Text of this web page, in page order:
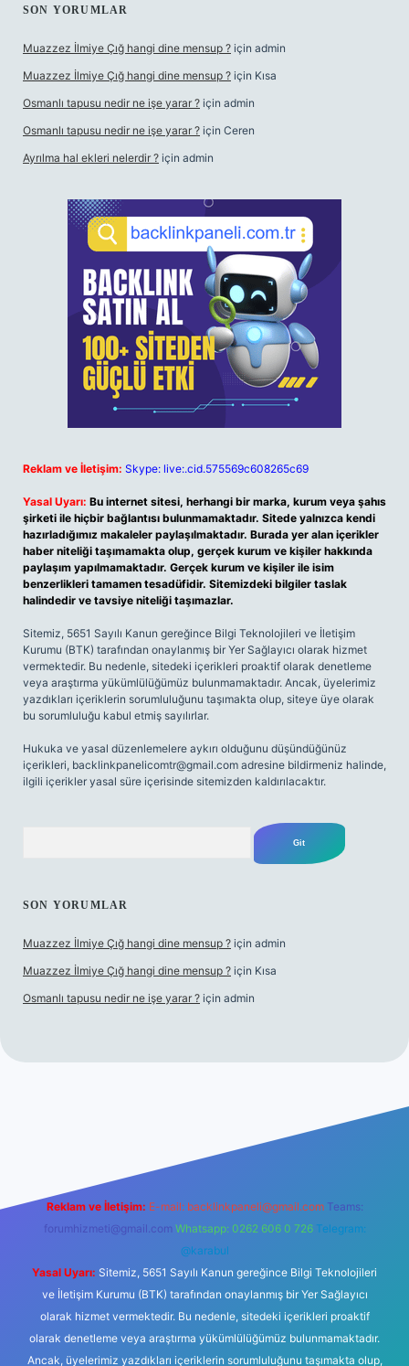
SON YORUMLAR
Muazzez İlmiye Çığ hangi dine mensup ? için admin
Muazzez İlmiye Çığ hangi dine mensup ? için Kısa
Osmanlı tapusu nedir ne işe yarar ? için admin
Osmanlı tapusu nedir ne işe yarar ? için Ceren
Ayrılma hal ekleri nelerdir ? için admin
Reklam ve İletişim: Skype: live:.cid.575569c608265c69
Yasal Uyarı: Bu internet sitesi, herhangi bir marka, kurum veya şahıs
şirketi ile hiçbir bağlantısı bulunmamaktadır. Sitede yalnızca kendi
hazırladığımız makaleler paylaşılmaktadır. Burada yer alan içerikler
haber niteliği taşımamakta olup, gerçek kurum ve kişiler hakkında
paylaşım yapılmamaktadır. Gerçek kurum ve kişiler ile isim
benzerlikleri tamamen tesadüfidir. Sitemizdeki bilgiler taslak
halindedir ve tavsiye niteliği taşımazlar.
Sitemiz, 5651 Sayılı Kanun gereğince Bilgi Teknolojileri ve İletişim
Kurumu (BTK) tarafından onaylanmış bir Yer Sağlayıcı olarak hizmet
vermektedir. Bu nedenle, sitedeki içerikleri proaktif olarak denetleme
veya araştırma yükümlülüğümüz bulunmamaktadır. Ancak, üyelerimiz
yazdıkları içeriklerin sorumluluğunu taşımakta olup, siteye üye olarak
bu sorumluluğu kabul etmiş sayılırlar.
Hukuka ve yasal düzenlemelere aykırı olduğunu düşündüğünüz
içerikleri, backlinkpanelicomtr@gmail.com adresine bildirmeniz halinde,
ilgili içerikler yasal süre içerisinde sitemizden kaldırılacaktır.
SON YORUMLAR
Muazzez İlmiye Çığ hangi dine mensup ? için admin
Muazzez İlmiye Çığ hangi dine mensup ? için Kısa
Osmanlı tapusu nedir ne işe yarar ? için admin
m elexbet
Reklam ve İletişim: E-mail: backlinkpaneli@gmail.com Teams:
forumhizmeti@gmail.com Whatsapp: 0262 606 0 726 Telegram:
@karabul
Yasal Uyarı: Sitemiz, 5651 Sayılı Kanun gereğince Bilgi Teknolojileri
ve İletişim Kurumu (BTK) tarafından onaylanmış bir Yer Sağlayıcı
olarak hizmet vermektedir. Bu nedenle, sitedeki içerikleri proaktif
olarak denetleme veya araştırma yükümlülüğümüz bulunmamaktadır.
Ancak, üyelerimiz yazdıkları içeriklerin sorumluluğunu taşımakta olup,